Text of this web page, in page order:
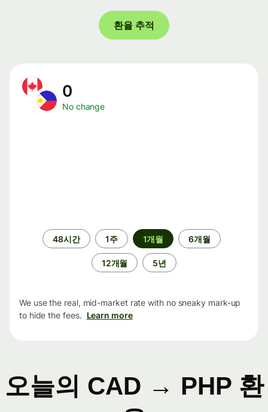
환율 추적
0
No change
48시간 1주 1개월 6개월
12개월 5년
We use the real, mid-market rate with no sneaky mark-up
to hide the fees. Learn more
오늘의 CAD → PHP 환